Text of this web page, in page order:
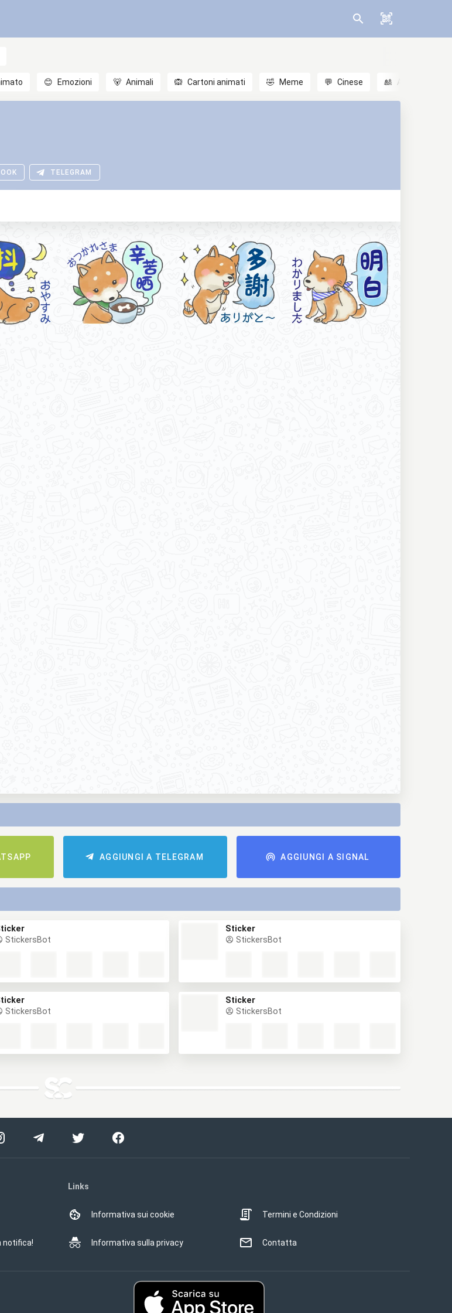
😊 Emozioni 🐻 Animali 🙉 Cartoni animati 🤣 Meme 💬 Cinese 🎎 Anime
TELEGRAM
AGGIUNGI A TELEGRAM AGGIUNGI A SIGNAL
StickersBot
Sticker
StickersBot
StickersBot
Sticker
StickersBot
notifica!
Links
Informativa sui cookie
Informativa sulla privacy
Termini e Condizioni
Contatta